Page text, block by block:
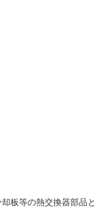
等の熱交換器部